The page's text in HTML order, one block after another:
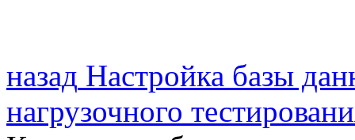
назад Настройка базы
нагрузочного